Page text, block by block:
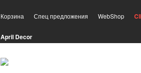
Корзина Спец предложения WebShop
April Decor